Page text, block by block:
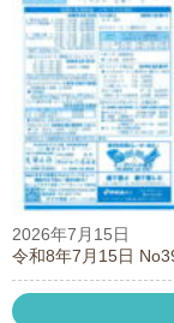
2026年7月15日
令和8年7月15日